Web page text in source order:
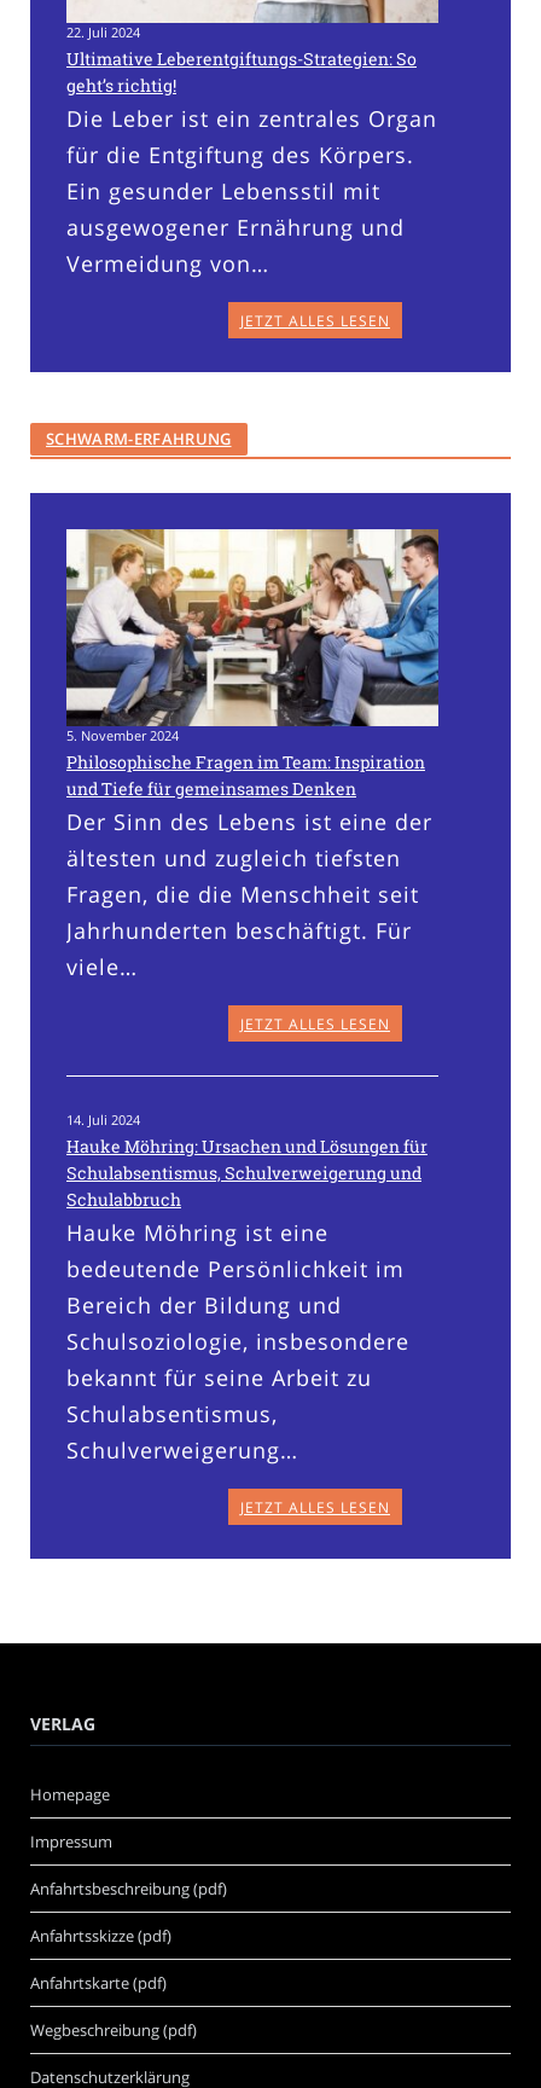
22. Juli 2024
Ultimative Leberentgiftungs-Strategien: So
geht’s richtig!
Die Leber ist ein zentrales Organ
für die Entgiftung des Körpers.
Ein gesunder Lebensstil mit
ausgewogener Ernährung und
Vermeidung von…
JETZT ALLES LESEN
SCHWARM-ERFAHRUNG
5. November 2024
Philosophische Fragen im Team: Inspiration
und Tiefe für gemeinsames Denken
Der Sinn des Lebens ist eine der
ältesten und zugleich tiefsten
Fragen, die die Menschheit seit
Jahrhunderten beschäftigt. Für
viele…
JETZT ALLES LESEN
14. Juli 2024
Hauke Möhring: Ursachen und Lösungen für
Schulabsentismus, Schulverweigerung und
Schulabbruch
Hauke Möhring ist eine
bedeutende Persönlichkeit im
Bereich der Bildung und
Schulsoziologie, insbesondere
bekannt für seine Arbeit zu
Schulabsentismus,
Schulverweigerung…
JETZT ALLES LESEN
VERLAG
Homepage
Impressum
Anfahrtsbeschreibung (pdf)
Anfahrtsskizze (pdf)
Anfahrtskarte (pdf)
Wegbeschreibung (pdf)
Datenschutzerklärung